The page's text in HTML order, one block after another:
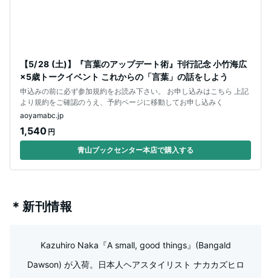
【5/ 28 (土)】『言葉のアップデート術』刊行記念 小竹海広
×5歳トークイベント これからの「言葉」の話をしよう
申込みの前に必ず参加規約をお読み下さい。 お申し込みはこちら 上記
より規約をご確認のうえ、予約ページに移動してお申し込みく
aoyamabc.jp
1,540 円
青山ブックセンター本店で購入する
＊新刊情報
Kazuhiro Naka『A small, good things』(Bangald
Dawson) が入荷。日本人ヘアスタイリスト ナカカズヒロ